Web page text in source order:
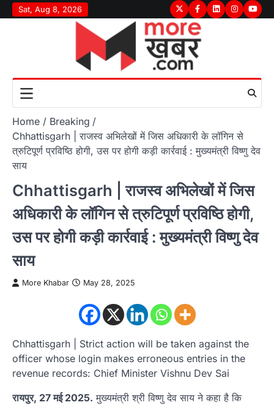
Skip
to
Sat, Aug 8, 2026 TwitterFacebook
LinkedInInstagram
Home
Breaking
Chhattisgarh | राजस्व अभिलेखों में जिस अधिकारी के लॉगिन से
त्रुटिपूर्ण प्रविष्ठि होगी, उस पर होगी कड़ी कार्रवाई : मुख्यमंत्री विष्णु देव
साय
Chhattisgarh | राजस्व अभिलेखों में जिस
अधिकारी के लॉगिन से त्रुटिपूर्ण प्रविष्ठि होगी,
उस पर होगी कड़ी कार्रवाई : मुख्यमंत्री विष्णु देव
साय
More Khabar May 28, 2025
Chhattisgarh | Strict action will be taken against the
officer whose login makes erroneous entries in the
revenue records: Chief Minister Vishnu Dev Sai
रायपुर, 27 मई 2025. मुख्यमंत्री श्री विष्णु देव साय ने कहा है कि